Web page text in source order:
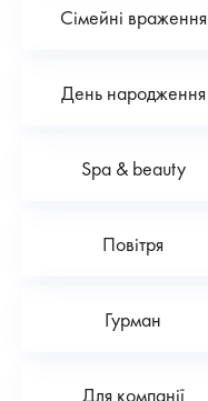
Сімейні враження
День народження
Spa & beauty
Повітря
Гурман
Для компанії